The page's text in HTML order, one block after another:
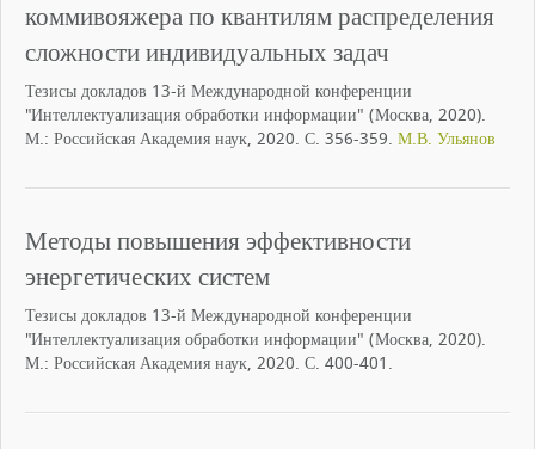
коммивояжера по квантилям распределения
сложности индивидуальных задач
Тезисы докладов 13-й Международной конференции
"Интеллектуализация обработки информации" (Москва, 2020).
М.: Российская Академия наук, 2020. С. 356-359. М.В. Ульянов
Методы повышения эффективности
энергетических систем
Тезисы докладов 13-й Международной конференции
"Интеллектуализация обработки информации" (Москва, 2020).
М.: Российская Академия наук, 2020. С. 400-401.